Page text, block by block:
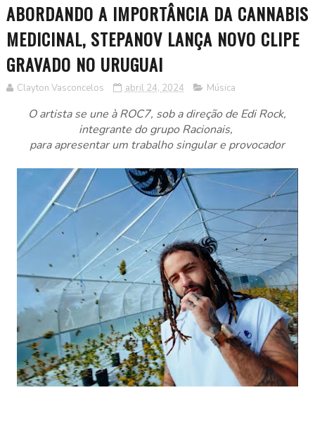
ABORDANDO A IMPORTÂNCIA DA CANNABIS
MEDICINAL, STEPANOV LANÇA NOVO CLIPE
GRAVADO NO URUGUAI
Clayton Vasconcelos abril 24, 2024 Música
O artista se une à ROC7, sob a direção de Edi Rock,
integrante do grupo Racionais,
para apresentar um trabalho singular e provocador